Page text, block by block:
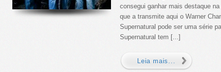
consegui ganhar mais destaque
que a transmite aqui o Warner
Supernatural pode ser uma série
Supernatural tem [...]
Leia mais...